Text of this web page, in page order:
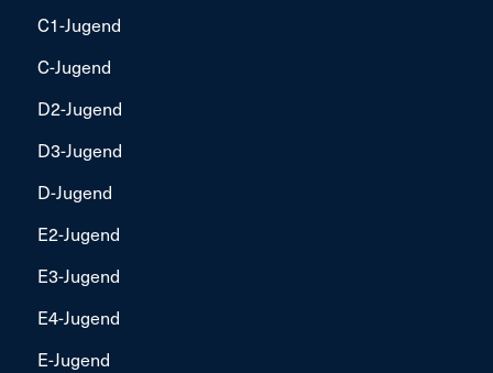
C1-Jugend
C-Jugend
D2-Jugend
D3-Jugend
D-Jugend
E2-Jugend
E3-Jugend
E4-Jugend
E-Jugend